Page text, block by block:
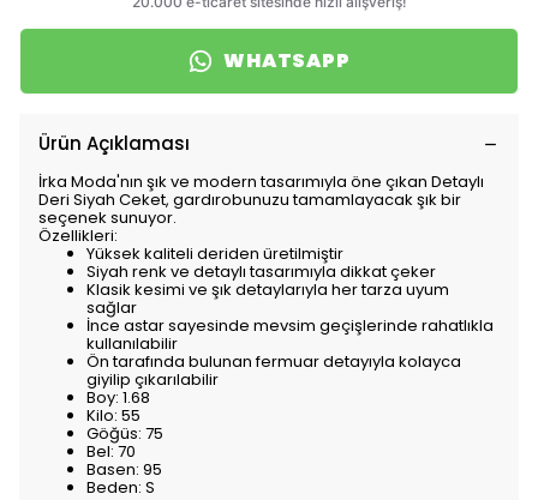
WHATSAPP
Ürün Açıklaması
İrka Moda'nın şık ve modern tasarımıyla öne çıkan Detaylı
Deri Siyah Ceket, gardırobunuzu tamamlayacak şık bir
seçenek sunuyor.
Özellikleri:
Yüksek kaliteli deriden üretilmiştir
Siyah renk ve detaylı tasarımıyla dikkat çeker
Klasik kesimi ve şık detaylarıyla her tarza uyum
sağlar
İnce astar sayesinde mevsim geçişlerinde rahatlıkla
kullanılabilir
Ön tarafında bulunan fermuar detayıyla kolayca
giyilip çıkarılabilir
Boy: 1.68
Kilo: 55
Göğüs: 75
Bel: 70
Basen: 95
Beden: S